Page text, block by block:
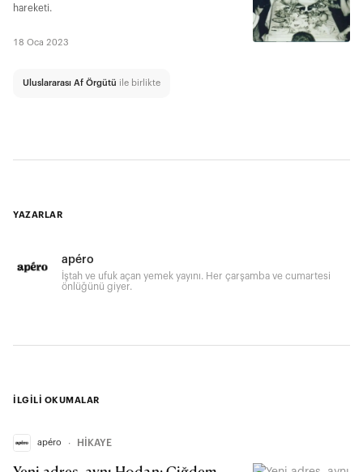
hareketi.
18 Oca 2023
Uluslararası Af Örgütü ile birlikte
YAZARLAR
apéro
İştah ve ufuk açan yemek yayını. Her çarşamba ve cumartesi
önlüğünü giyer.
İLGİLİ OKUMALAR
apéro ∙ HİKAYE